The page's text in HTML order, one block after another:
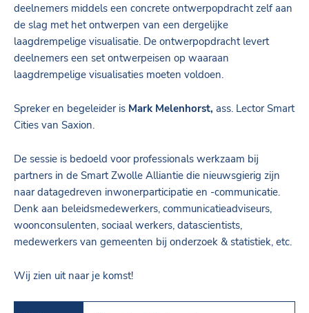
deelnemers middels een concrete ontwerpopdracht zelf aan
de slag met het ontwerpen van een dergelijke
laagdrempelige visualisatie. De ontwerpopdracht levert
deelnemers een set ontwerpeisen op waaraan
laagdrempelige visualisaties moeten voldoen.
Spreker en begeleider is Mark Melenhorst, ass. Lector Smart
Cities van Saxion.
De sessie is bedoeld voor professionals werkzaam bij
partners in de Smart Zwolle Alliantie die nieuwsgierig zijn
naar datagedreven inwonerparticipatie en -communicatie.
Denk aan beleidsmedewerkers, communicatieadviseurs,
woonconsulenten, sociaal werkers, datascientists,
medewerkers van gemeenten bij onderzoek & statistiek, etc.
Wij zien uit naar je komst!